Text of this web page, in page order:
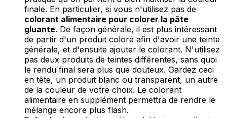
finale. En particulier, si vous n'utilisez pas de
colorant alimentaire pour colorer la pâte
gluante. De façon générale, il est plus intéressant
de partir d'un produit coloré afin d'avoir une teinte
générale, et d'ensuite ajouter le colorant. N'utilisez
pas deux produits de teintes différentes, sans quoi
le rendu final sera plus que douteux. Gardez ceci
en tête, un produit blanc ou transparent, un autre
de la couleur de votre choix. Le colorant
alimentaire en supplément permettra de rendre le
mélange encore plus flash.